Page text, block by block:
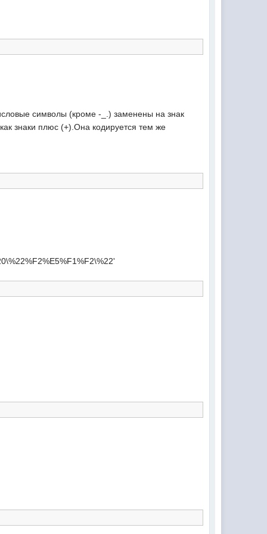
символы (кроме -_.) заменены на знак
знаки плюс (+).Она кодируется тем же